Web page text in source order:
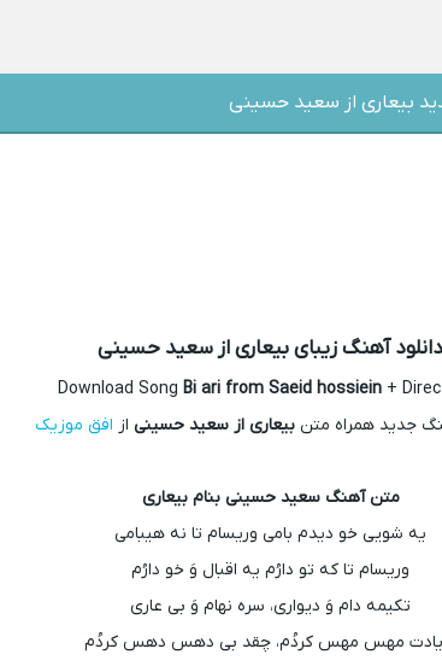
بیعاری از سعید حسینی
آهنگ زیبای بیعاری از سعید حسینی
Download SongBi ari from Saeid hossiein +
جدید همراه متنبیعاری از سعید حسینی از افق موزیک
متن آهنگ سعید حسینی بنام بیعاری
یه شویی خو دیدم بامی وریسام تا نه هیبامی
وریسام تا که تو دارُم یه اقبال وَ خو دارُم
تکیمه دام وَ دیواری، سره نهام وَ بی عاری
مهس مهس کردُم، چقد بی دهس دهس کردُم